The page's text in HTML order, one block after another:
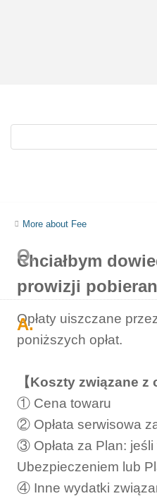
More about Fee
Chciałbym
prowizji
Opłaty uiszczane
poniższych opłat.
【Koszty związane z
① Cena towaru
② Opłata serwisowa
③ Opłata za Plan:
Ubezpieczeniem lub
④ Inne wydatki